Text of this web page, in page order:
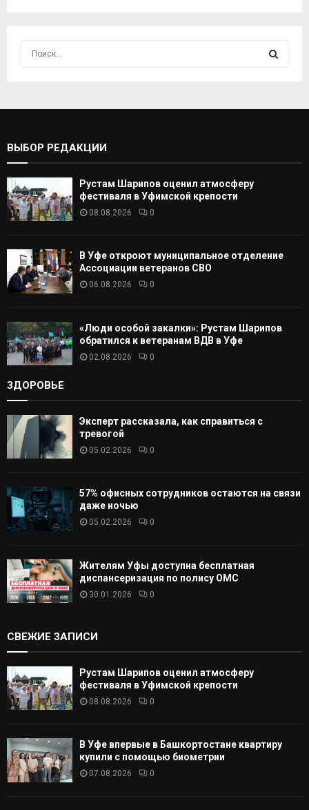
С
А
ВЫБОР РЕДАКЦИИ
Рустам Шарипов оценил атмосферу
фестиваля в Уфимской крепости
08.08.2026 0
В Уфе откроют муниципальное отделение
Ассоциации ветеранов СВО
06.08.2026 0
«Люди особой закалки»: Рустам Шарипов
обратился к ветеранам ВДВ в Уфе
02.08.2026 0
ЗДОРОВЬЕ
Эксперт рассказала, как справиться с
тревогой
05.02.2026 0
57% офисных сотрудников остаются на связи
даже ночью
05.02.2026 0
Жителям Уфы доступна бесплатная
диспансеризация по полису ОМС
30.01.2026 0
СВЕЖИЕ ЗАПИСИ
Рустам Шарипов оценил атмосферу
фестиваля в Уфимской крепости
08.08.2026 0
В Уфе впервые в Башкортостане квартиру
купили с помощью биометрии
07.08.2026 0